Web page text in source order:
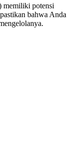
memiliki potensi
bahwa Anda